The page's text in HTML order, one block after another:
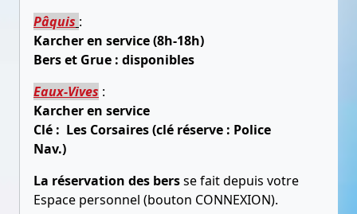
Pâquis :
Karcher en service (8h-18h)
Bers et Grue : disponibles
Eaux-Vives :
Karcher en service
Clé : Les Corsaires (clé réserve : Police
Nav.)
La réservation des bersse fait depuis votre
Espace personnel (bouton CONNEXION).